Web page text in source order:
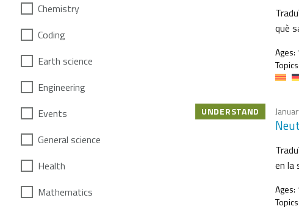
Chemistry
Coding
Earth science
Engineering
Events
General science
Health
Mathematics
què
Ages:
Topics:
UNDERSTAND
en la
Ages:
Topics: